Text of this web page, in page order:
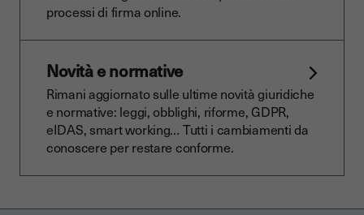
processi di firma online.
Novità e normative
Rimani aggiornato sulle ultime novità giuridiche
e normative: leggi, obblighi, riforme, GDPR,
eIDAS, smart working… Tutti i cambiamenti da
conoscere per restare conforme.